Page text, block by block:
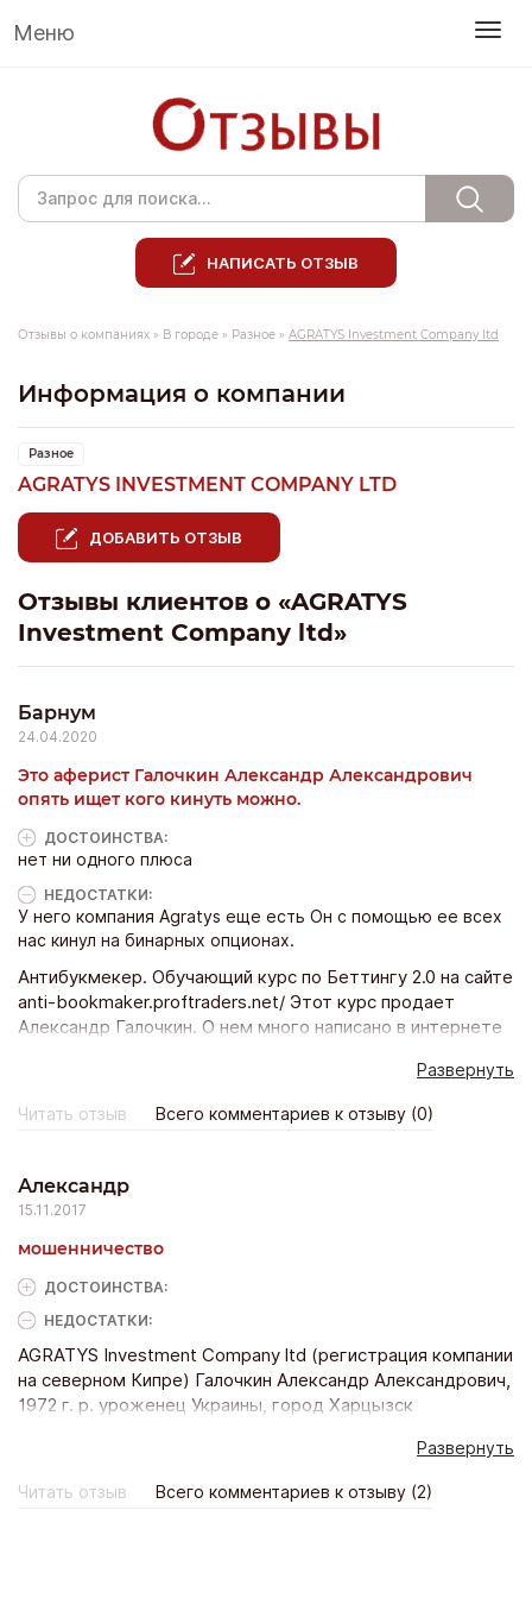
Меню
НАПИСАТЬ ОТЗЫВ
Отзывы о компаниях » В городе » Разное » AGRATYS Investment Company ltd
Информация о компании
Разное
AGRATYS INVESTMENT COMPANY LTD
ДОБАВИТЬ ОТЗЫВ
Отзывы клиентов о «AGRATYS
Investment Company ltd»
Барнум
24.04.2020
Это аферист Галочкин Александр Александрович
опять ищет кого кинуть можно.
ДОСТОИНCТВА:
нет ни одного плюса
НЕДОСТАТКИ:
У него компания Agratys еще есть Он с помощью ее всех
нас кинул на бинарных опционах.
Антибукмекер. Обучающий курс по Беттингу 2.0 на сайте
anti-bookmaker.proftraders.net/ Этот курс продает
Александр Галочкин. О нем много написано в интернете
Company ltd. Удивлен что он еще не в тюрьме - ведь на
него неоднократно заводились уголовные дела.
Развернуть
Читать отзыв Всего комментариев к отзыву (0)
Александр
15.11.2017
мошенничество
ДОСТОИНCТВА:
НЕДОСТАТКИ:
AGRATYS Investment Company ltd (регистрация компании
на северном Кипре) Галочкин Александр Александрович,
1972 г. р. уроженец Украины, город Харцызск
Регистрация: Украина, г. Бахмут (бывший г. Артемовск) в
Донецкой области. по адресу: ул. Советская д. 18, корп.
общ, кв. 206. (по месту прописки не проживает)
Развернуть
Читать отзыв Всего комментариев к отзыву (2)